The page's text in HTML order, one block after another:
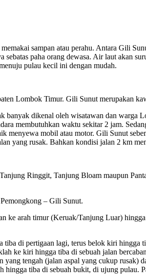
sampan atau perahu. Antara Gili
paha orang dewasa. Air laut akan
pulau kecil ini dengan mudah.
Lombok Timur. Gili Sunut merupakan
dikenal oleh wisatawan dan warga
membutuhkan waktu sekitar 2 jam.
menyewa mobil atau motor. Gili Sunut
yang rusak. Bahkan kondisi jalan 2 km
Ringgit, Tanjung Bloam maupun
– Gili Sunut.
ke arah timur (Keruak/Tanjung Luar)
di pertigaan lagi, terus belok kiri hingga
ke kiri hingga tiba di sebuah jalan
tengah (jalan aspal yang cukup rusak)
tiba di sebuah bukit, di ujung